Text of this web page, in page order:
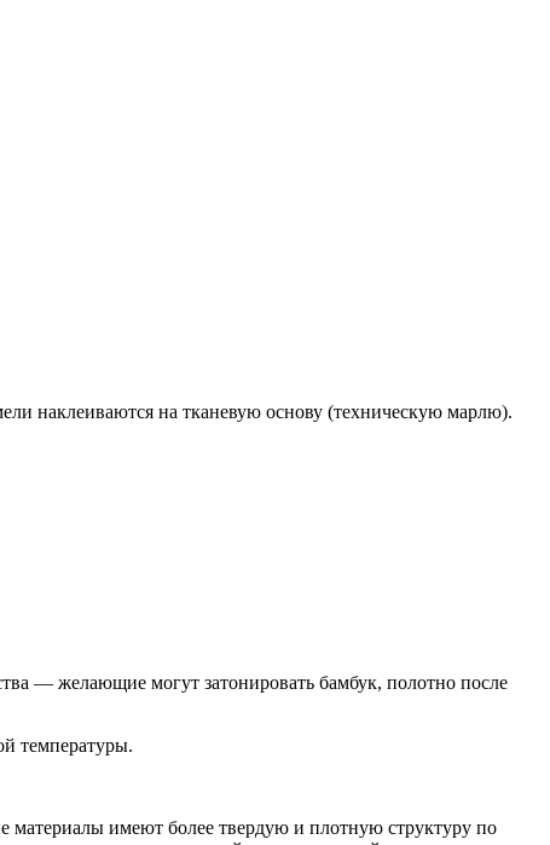
наклеиваются на тканевую основу (техническую марлю).
— желающие могут затонировать бамбук, полотно после
температуры.
материалы имеют более твердую и плотную структуру по